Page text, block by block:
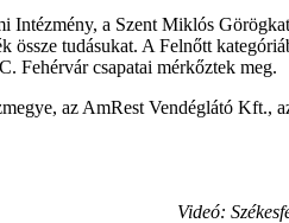
a Szent Miklós
tudásukat. A Felnőtt
Fehérvár csapatai mérkőztek meg.
az AmRest Vendéglátó Kft.,
Videó: